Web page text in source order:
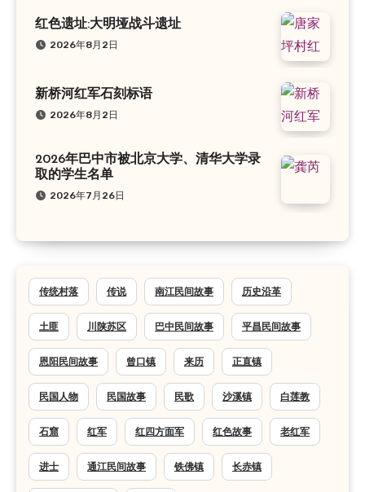
红色遗址:大明垭战斗遗址
2026年8月2日
新桥河红军石刻标语
2026年8月2日
2026年巴中市被北京大学、清华大学录
取的学生名单
2026年7月26日
传统村落 传说 南江民间故事 历史沿革
土匪 川陕苏区 巴中民间故事 平昌民间故事
恩阳民间故事 曾口镇 来历 正直镇
民国人物 民国故事 民歌 沙溪镇 白莲教
石窟 红军 红四方面军 红色故事 老红军
进士 通江民间故事 铁佛镇 长赤镇